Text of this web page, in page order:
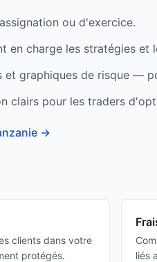
ou d'exercice.
en charge les stratégies
graphiques de risque —
clairs pour les traders
→
clients dans votre
protégés.
liés